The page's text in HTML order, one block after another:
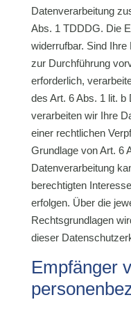
Datenverarbeitung
Abs. 1 TDDDG. Die
widerrufbar. Sind
zur Durchführung
erforderlich,
des Art. 6 Abs. 1 lit.
verarbeiten wir Ihre
einer rechtlichen
Grundlage von Art. 6
Datenverarbeitung
berechtigten
erfolgen. Über die
Rechtsgrundlagen
dieser
Empfänger